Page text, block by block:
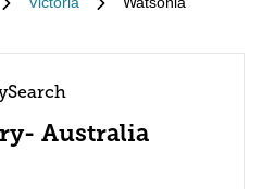
Australia